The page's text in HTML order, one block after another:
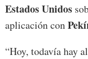
Estados Unidos
aplicación con
“Hoy, todavía hay